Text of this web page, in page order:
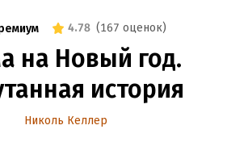
4.78 (167 оценок)
на Новый год.
история
Николь Келлер